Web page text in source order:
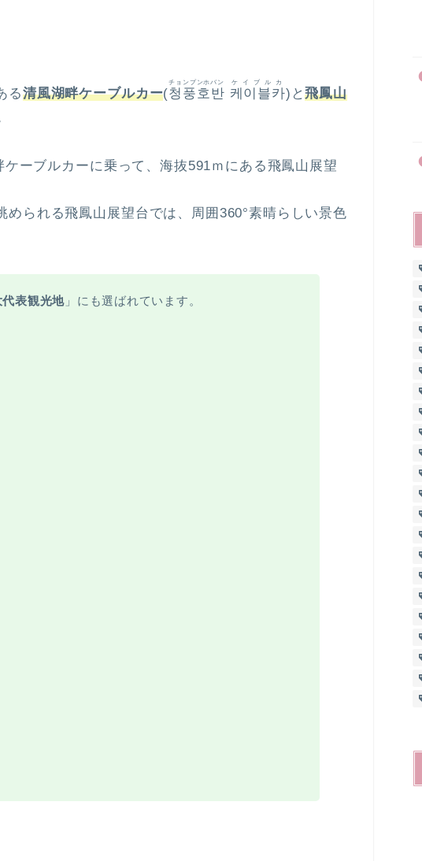
る清風湖畔ケーブルカー(청풍호반
チョンプンホバン
케이블카
ケイブルカ
)と飛鳳山
ーブルカーに乗って、海抜591ｍにある飛鳳山展望
られる飛鳳山展望台では、周囲360°素晴らしい景色
表観光地 」にも選ばれています。